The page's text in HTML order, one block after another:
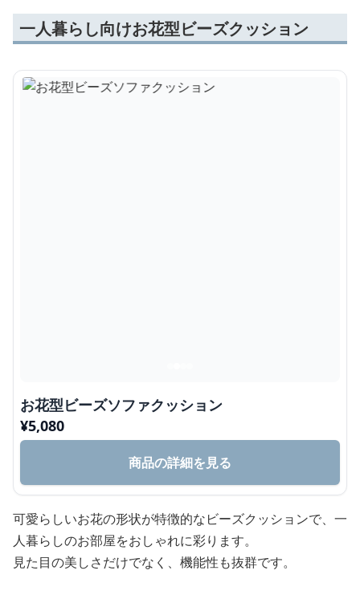
一人暮らし向けお花型ビーズクッション
お花型ビーズソファクッション
¥5,080
商品の詳細を見る
可愛らしいお花の形状が特徴的なビーズクッションで、一
人暮らしのお部屋をおしゃれに彩ります。
見た目の美しさだけでなく、機能性も抜群です。